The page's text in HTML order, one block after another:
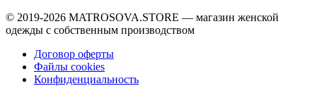
© 2019-2026 MATROSOVA.STORE — магазин женской
одежды с собственным производством
Договор оферты
Файлы cookies
Конфиденциальность